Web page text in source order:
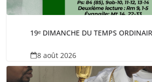
19ᵉ DIMANCHE DU TEMPS
8 août 2026